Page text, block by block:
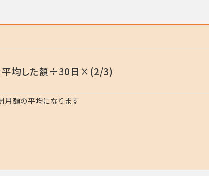
平均した額÷30日×(2/3)
額の平均になります